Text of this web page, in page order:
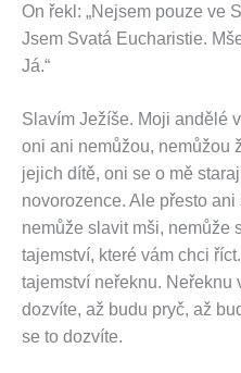
On řekl: „Nejsem pouze ve
Jsem Svatá Eucharistie.
Já.“
Slavím Ježíše. Moji andělé
oni ani nemůžou, nemůžou
jejich dítě, oni se o mě
novorozence. Ale přesto
nemůže slavit mši, nemůže
tajemství, které vám chci
tajemství neřeknu. Neřeknu
dozvíte, až budu pryč, až
se to dozvíte.